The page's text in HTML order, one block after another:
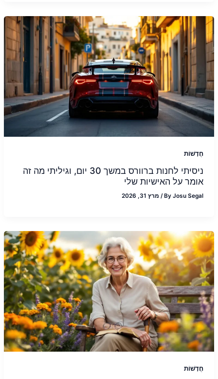
חֲדָשׁוֹת
ניסיתי לחנות ברוורס במשך 30 יום, וגיליתי מה זה
אומר על האישיות שלי
ByJosu Segal
/ מרץ 31, 2026
חֲדָשׁוֹת